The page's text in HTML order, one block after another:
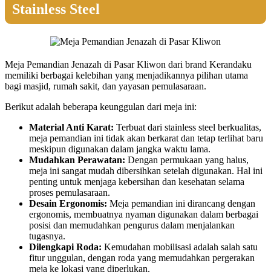
Stainless Steel
Meja Pemandian Jenazah di Pasar Kliwon dari brand Kerandaku
memiliki berbagai kelebihan yang menjadikannya pilihan utama
bagi masjid, rumah sakit, dan yayasan pemulasaraan.
Berikut adalah beberapa keunggulan dari meja ini:
Material Anti Karat: Terbuat dari stainless steel berkualitas,
meja pemandian ini tidak akan berkarat dan tetap terlihat baru
meskipun digunakan dalam jangka waktu lama.
Mudahkan Perawatan: Dengan permukaan yang halus,
meja ini sangat mudah dibersihkan setelah digunakan. Hal ini
penting untuk menjaga kebersihan dan kesehatan selama
proses pemulasaraan.
Desain Ergonomis: Meja pemandian ini dirancang dengan
ergonomis, membuatnya nyaman digunakan dalam berbagai
posisi dan memudahkan pengurus dalam menjalankan
tugasnya.
Dilengkapi Roda: Kemudahan mobilisasi adalah salah satu
fitur unggulan, dengan roda yang memudahkan pergerakan
meja ke lokasi yang diperlukan.